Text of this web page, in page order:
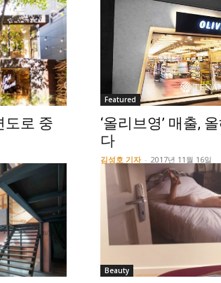
도로 중
Featured
‘올리브영’ 매출,
다
김성호 기자 - 2017년 11월 16일
Beauty